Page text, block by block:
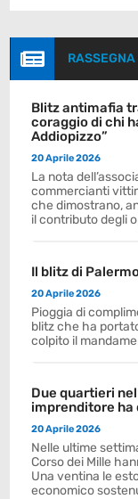
 RASSEGNA
Blitz antimafia
coraggio di chi
Addiopizzo”
20 Aprile 2026
La nota
commercianti
che dimostrano,
il contributo degli
Il blitz di
20 Aprile 2026
Pioggia di
blitz che ha
colpito il
Due quartieri
imprenditore ha
20 Aprile 2026
Nelle ultime
Corso dei Mille
Una ventina le
economico